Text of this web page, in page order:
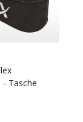
- Tasche